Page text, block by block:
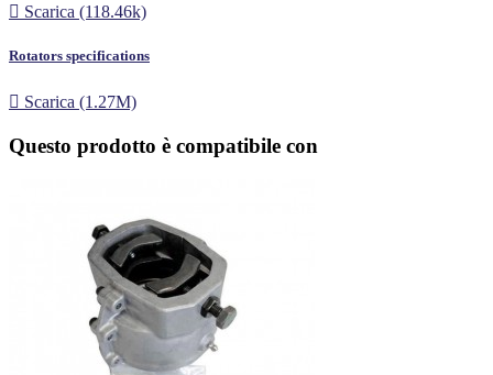
 Scarica (118.46k)
Rotators specifications
 Scarica (1.27M)
Questo prodotto è compatibile con